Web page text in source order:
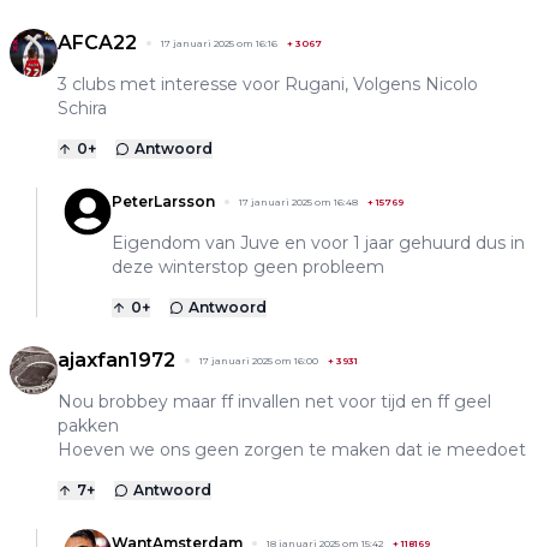
AFCA22 17 januari 2025 om 16:16 + 3067
3 clubs met interesse voor Rugani, Volgens Nicolo
Schira
0+ Antwoord
PeterLarsson 17 januari 2025 om 16:48 +15769
Eigendom van Juve en voor 1 jaar gehuurd dus in
deze winterstop geen probleem
0+ Antwoord
ajaxfan1972 17 januari 2025 om 16:00 + 3931
Nou brobbey maar ff invallen net voor tijd en ff geel
pakken
Hoeven we ons geen zorgen te maken dat ie meedoet
7+ Antwoord
WantAmsterdam 18 januari 2025 om 15:42 +118169